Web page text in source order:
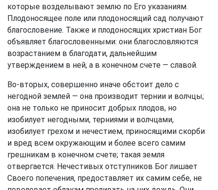
которые возделывают землю по Его указаниям.
Плодоносящее поле или плодоносящий сад получают
благословение. Также и плодоносящих христиан Бог
объявляет благословенными: они благословляются
возрастанием в благодати, дальнейшим
утверждением в ней, а в конечном счете — славой.
Во-вторых, совершенно иначе обстоит дело с
негодной землей — она производит тернии и волчцы;
она не только не приносит добрых плодов, но
изобилует негодными, терниями и волчцами,
изобилует грехом и нечестием, приносящими скорби
и вред всем окружающим и более всего самим
грешникам в конечном счете; такая земля
отвергается. Нечестивых отступников Бог лишает
Своего попечения, предоставляет их самим себе, не